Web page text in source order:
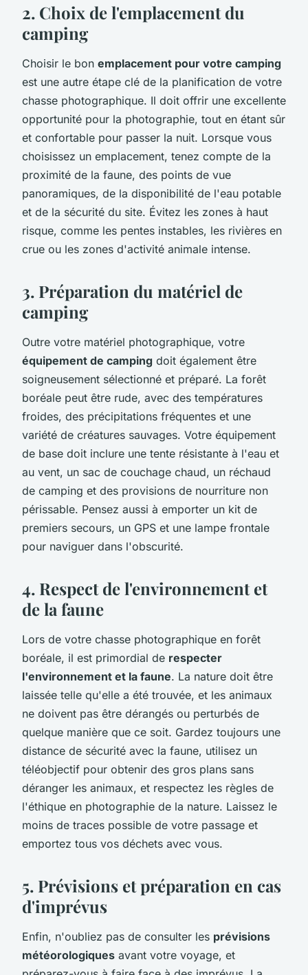
2. Choix de l'emplacement du
camping
Choisir le bon emplacement pour votre camping
est une autre étape clé de la planification de votre
chasse photographique. Il doit offrir une excellente
opportunité pour la photographie, tout en étant sûr
et confortable pour passer la nuit. Lorsque vous
choisissez un emplacement, tenez compte de la
proximité de la faune, des points de vue
panoramiques, de la disponibilité de l'eau potable
et de la sécurité du site. Évitez les zones à haut
risque, comme les pentes instables, les rivières en
crue ou les zones d'activité animale intense.
3. Préparation du matériel de
camping
Outre votre matériel photographique, votre
équipement de camping doit également être
soigneusement sélectionné et préparé. La forêt
boréale peut être rude, avec des températures
froides, des précipitations fréquentes et une
variété de créatures sauvages. Votre équipement
de base doit inclure une tente résistante à l'eau et
au vent, un sac de couchage chaud, un réchaud
de camping et des provisions de nourriture non
périssable. Pensez aussi à emporter un kit de
premiers secours, un GPS et une lampe frontale
pour naviguer dans l'obscurité.
4. Respect de l'environnement et
de la faune
Lors de votre chasse photographique en forêt
boréale, il est primordial de respecter
l'environnement et la faune. La nature doit être
laissée telle qu'elle a été trouvée, et les animaux
ne doivent pas être dérangés ou perturbés de
quelque manière que ce soit. Gardez toujours une
distance de sécurité avec la faune, utilisez un
téléobjectif pour obtenir des gros plans sans
déranger les animaux, et respectez les règles de
l'éthique en photographie de la nature. Laissez le
moins de traces possible de votre passage et
emportez tous vos déchets avec vous.
5. Prévisions et préparation en cas
d'imprévus
Enfin, n'oubliez pas de consulter les prévisions
météorologiques avant votre voyage, et